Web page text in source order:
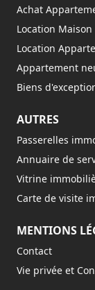
Achat
Location Maison
Location
Appartement
Biens
AUTRES
Passerelles
Annuaire de
Vitrine
Carte de visite
MENTIONS
Contact
Vie privée et